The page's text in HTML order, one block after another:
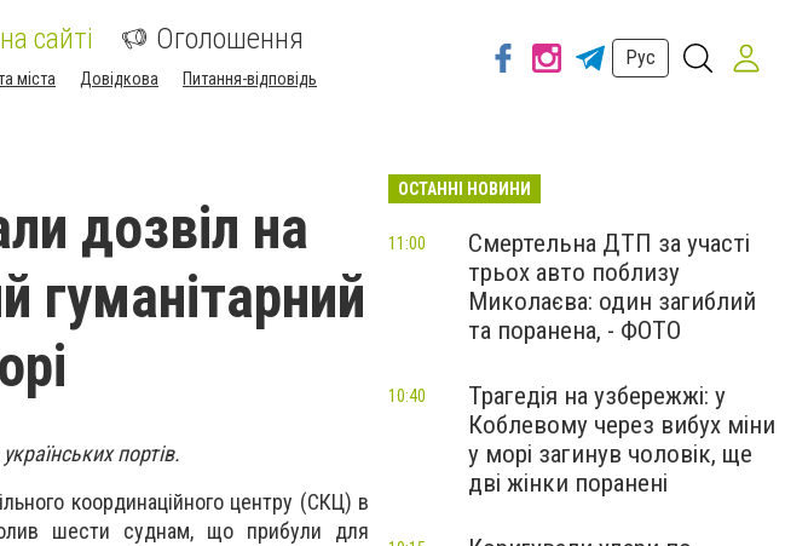
сайті Оголошення
міста Довідкова Питання-відповідь
Рус
дозвіл на
гуманітарний
портів.
координаційного центру (СКЦ) в
шести суднам, що прибули для
ОСТАННІ НОВИНИ
Смертельна ДТП за участі
трьох авто поблизу
Миколаєва: один загиблий
та поранена, - ФОТО
11:00
Трагедія на узбережжі: у
Коблевому через вибух міни
у морі загинув чоловік, ще
дві жінки поранені
10:40